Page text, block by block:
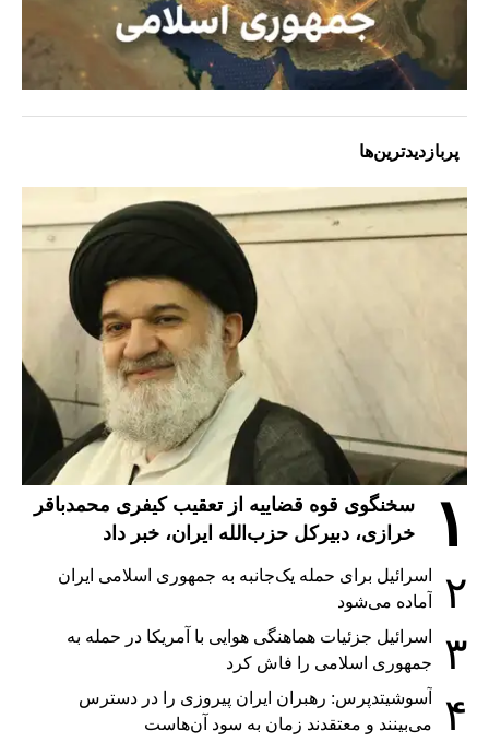
پربازدیدترین‌ها
۱
سخنگوی قوه قضاییه از تعقیب کیفری محمدباقر
خرازی، دبیر‌کل حزب‌الله ایران، خبر داد
۲
اسرائیل برای حمله یک‌جانبه به جمهوری اسلامی ایران
آماده می‌شود
۳
اسرائیل جزئیات هماهنگی هوایی با آمریکا در حمله به
جمهوری اسلامی را فاش کرد
۴
آسوشیتدپرس: رهبران ایران پیروزی را در دسترس
می‌بینند و معتقدند زمان به سود آن‌هاست